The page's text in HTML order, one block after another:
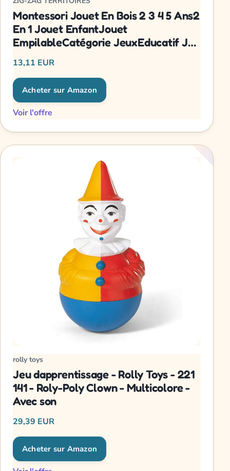
Montessori Jouet En Bois 2 3 4 5 Ans2
En 1 Jouet EnfantJouet
EmpilableCatégorie JeuxEducatif Jeu
Pour Bébé EnfantDévelopper L
13,11 EUR
Acheter sur Amazon
Voir l'offre
rolly toys
Jeu dapprentissage - Rolly Toys - 221
141 - Roly-Poly Clown - Multicolore -
Avec son
29,39 EUR
Acheter sur Amazon